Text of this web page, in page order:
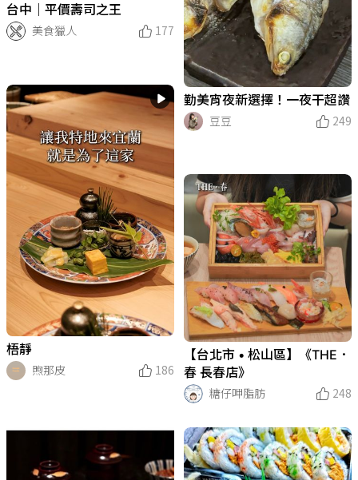
台中｜平價壽司之王
美食獵人
177
勤美宵夜新選擇！一夜干超讚
豆豆
249
梧靜
煦那皮
186
【台北市 • 松山區】《THE．
春 長春店》
糖仔呷脂肪
248